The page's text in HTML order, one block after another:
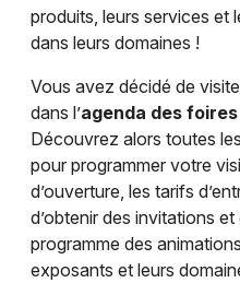
produits, leurs services et
dans leurs domaines !
Vous avez décidé de
dans l’agenda des foires
Découvrez alors toutes
pour programmer votre
d’ouverture, les tarifs
d’obtenir des invitations
programme des
exposants et leurs